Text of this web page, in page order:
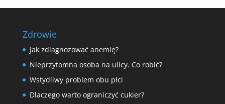
Zdrowie
Jak zdiagnozować anemię?
Nieprzytomna osoba na ulicy. Co robić?
Wstydliwy problem obu płci
Dlaczego warto ograniczyć cukier?